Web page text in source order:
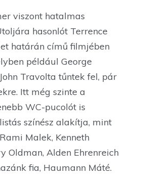
viszont hatalmas
hasonlót Terrence
határán című filmjében
például George
Travolta tűntek fel, pár
Itt még szinte a
WC-pucolót is
színész alakítja, mint
Malek, Kenneth
Oldman, Alden Ehrenreich
fia, Haumann Máté.